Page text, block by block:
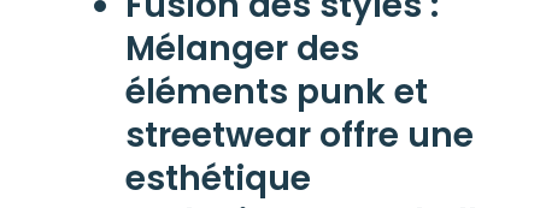
Mélanger des
éléments punk et
streetwear offre une
esthétique